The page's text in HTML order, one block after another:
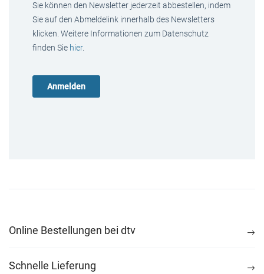
Sie können den Newsletter jederzeit abbestellen, indem
Sie auf den Abmeldelink innerhalb des Newsletters
klicken. Weitere Informationen zum Datenschutz
finden Sie hier.
Online Bestellungen bei dtv
Schnelle Lieferung